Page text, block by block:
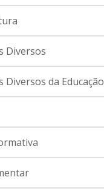
Diversos
Diversos da Educação